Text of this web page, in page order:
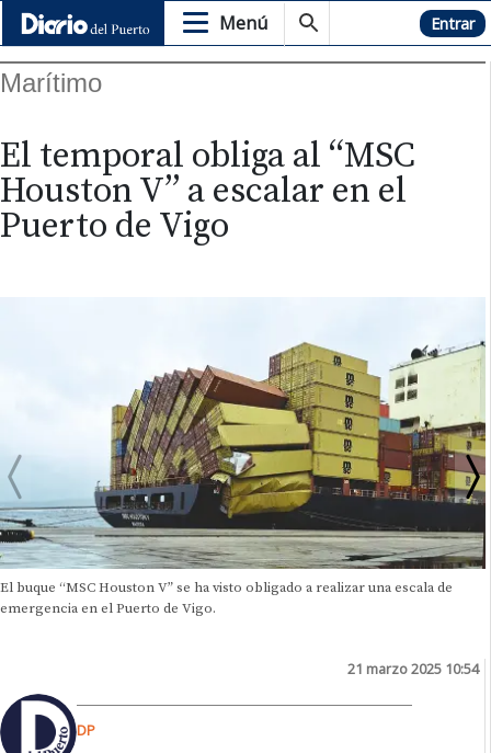
Menú Hemeroteca Entrar
Marítimo
El temporal obliga al “MSC
Houston V” a escalar en el
Puerto de Vigo
El buque “MSC Houston V” se ha visto obligado a realizar una escala de
emergencia en el Puerto de Vigo.
21 marzo 2025 10:54
DP